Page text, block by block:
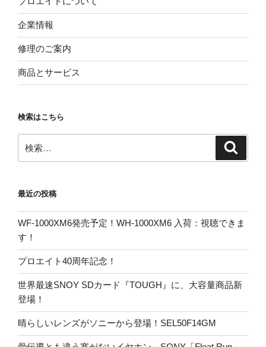
企業情報
修理のご案内
商品とサービス
検索はこちら
索:
最近の投稿
WF-1000XM6発売予定！WH-1000XM6 入荷：視聴できま
す！
プロエイト40周年記念！
世界最速SNOY SDカード『TOUGH』に、大容量商品新
登場！
晴らしいレンズがソニーから登場！SEL50F14GM